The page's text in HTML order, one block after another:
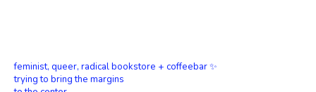
feminist, queer, radical bookstore + coffeebar ✨
trying to bring the margins